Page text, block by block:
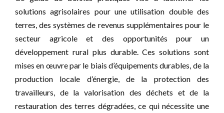
solutions agrisolaires pour une utilisation double des
terres, des systèmes de revenus supplémentaires pour le
secteur agricole et des opportunités pour un
développement rural plus durable. Ces solutions sont
mises en œuvre par le biais d’équipements durables, de la
production locale d’énergie, de la protection des
travailleurs, de la valorisation des déchets et de la
restauration des terres dégradées, ce qui nécessite une